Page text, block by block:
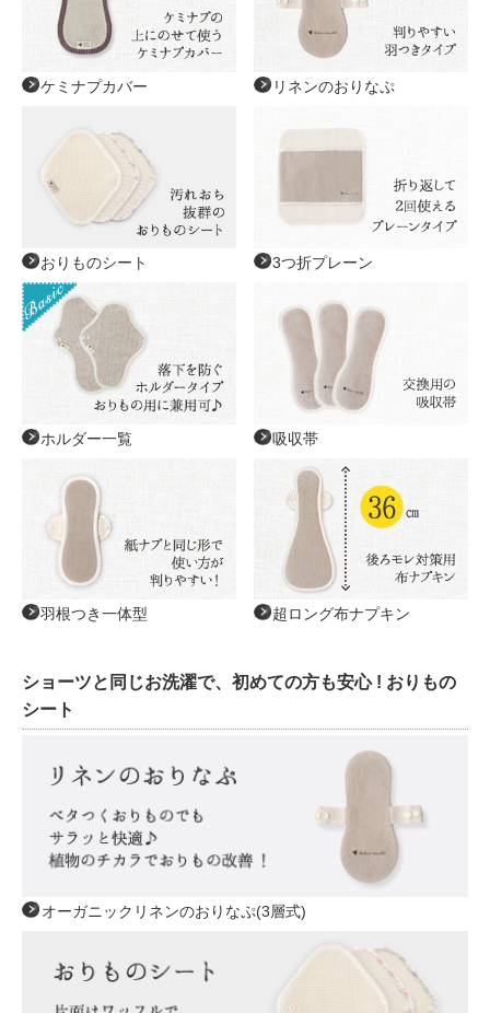
ケミナプカバー リネンのおりなぷ
おりものシート 3つ折プレーン
ホルダー一覧 吸収帯
羽根つき一体型 超ロング布ナプキン
ショーツと同じお洗濯で、初めての方も安心 ! おりもの
シート
オーガニックリネンのおりなぷ(3層式)